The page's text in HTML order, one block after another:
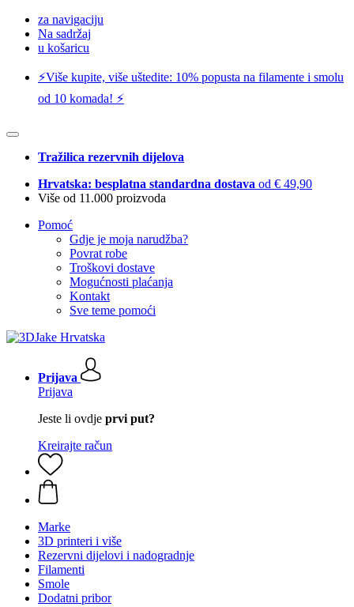
za navigaciju
Na sadržaj
u košaricu
⚡️Više kupite, više uštedite: 10% popusta na filamente i smolu
od 10 komada! ⚡️
Tražilica rezervnih dijelova
Hrvatska: besplatna standardna dostava od € 49,90
Više od 11.000 proizvoda
Pomoć
Gdje je moja narudžba?
Povrat robe
Troškovi dostave
Mogućnosti plaćanja
Kontakt
Sve teme pomoći
Prijava
Prijava
Jeste li ovdje prvi put?
Kreirajte račun
Marke
3D printeri i više
Rezervni dijelovi i nadogradnje
Filamenti
Smole
Dodatni pribor